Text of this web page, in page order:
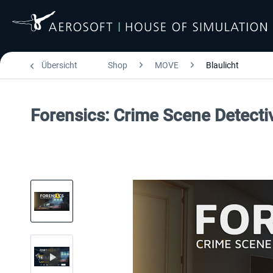
Übersicht Shop MOVE Blaulicht
Forensics: Crime Scene